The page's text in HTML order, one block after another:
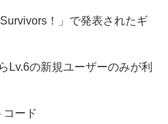
！」で発表されたギ
Lv.6の新規ユーザーのみが利
コード